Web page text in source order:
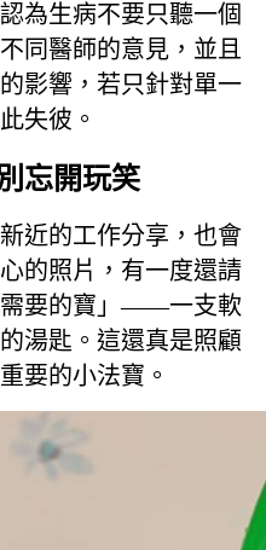
為生病不要只聽一個
同醫師的意見，並且
影響，若只針對單一
失彼。
忘開玩笑
近的工作分享，也會
的照片，有一度還請
需要的寶」——一支軟
湯匙。這還真是照顧
要的小法寶。